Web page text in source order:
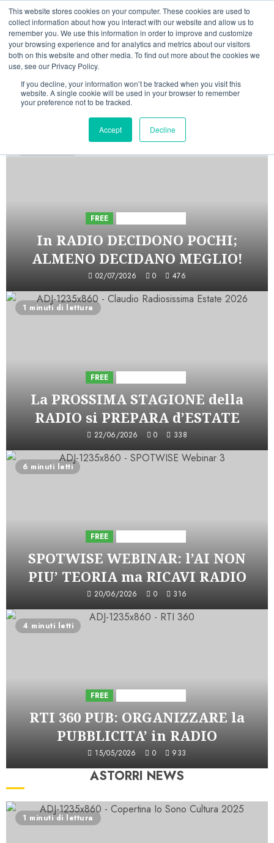
This website stores cookies on your computer. These cookies are used to
collect information about how you interact with our website and allow us to
remember you. We use this information in order to improve and customize
your browsing experience and for analytics and metrics about our visitors
both on this website and other media. To find out more about the cookies we
use, see our Privacy Policy.
If you decline, your information won’t be tracked when you visit this
website. A single cookie will be used in your browser to remember
your preference not to be tracked.
Accept Decline
Vai
contenuto
09/08/2026
LinkedinFacebook
X TelegramWhatsappMastodon
INIZIATIVE ASTORRI
FREE
In RADIO DECIDONO POCHI;
ALMENO DECIDANO MEGLIO!
02/07/2026 0 476
1 minuti di lettura
FREE
La PROSSIMA STAGIONE della
RADIO si PREPARA d’ESTATE
22/06/2026 0 338
6 minuti letti
FREE
SPOTWISE WEBINAR: l’AI NON
PIU’ TEORIA ma RICAVI RADIO
20/06/2026 0 316
4 minuti letti
FREE
RTI 360 PUB: ORGANIZZARE la
PUBBLICITA’ in RADIO
15/05/2026 0 933
ASTORRI NEWS
1 minuti di lettura